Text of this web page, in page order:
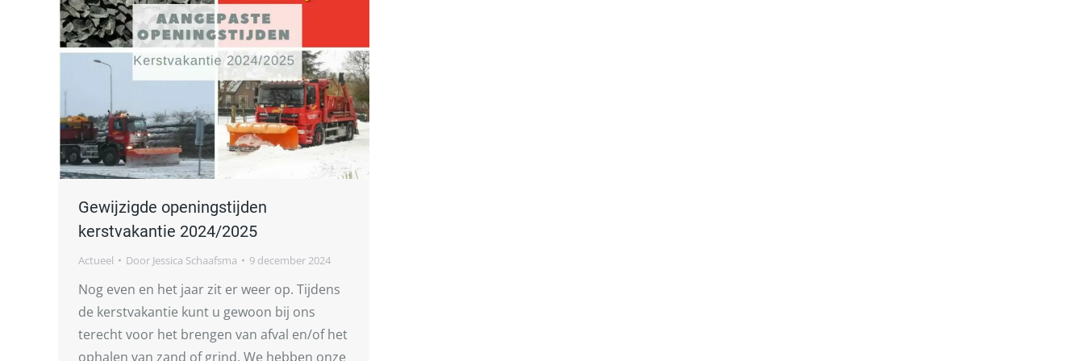
Gewijzigde openingstijden
kerstvakantie 2024/2025
Actueel Door Jessica Schaafsma 9 december 2024
Nog even en het jaar zit er weer op. Tijdens
de kerstvakantie kunt u gewoon bij ons
terecht voor het brengen van afval en/of het
ophalen van zand of grind. We hebben onze